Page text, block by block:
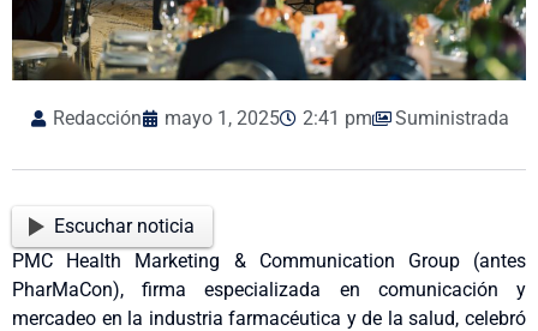
Redacción mayo 1, 2025 2:41 pm Suministrada
Escuchar noticia
PMC Health Marketing & Communication Group (antes
PharMaCon), firma especializada en comunicación y
mercadeo en la industria farmacéutica y de la salud, celebró